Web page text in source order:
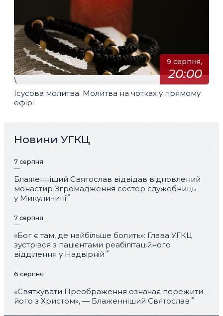
9 серпня,
20:00
\
Ісусова молитва. Молитва на чотках у прямому
ефірі
Новини УГКЦ
7 серпня
Блаженніший Святослав відвідав відновлений
монастир Згромадження сестер служебниць
у Микуличині
7 серпня
«Бог є там, де найбільше болить»: Глава УГКЦ
зустрівся з пацієнтами реабілітаційного
відділення у Надвірній
6 серпня
«Святкувати Преображення означає пережити
його з Христом», — Блаженніший Святослав